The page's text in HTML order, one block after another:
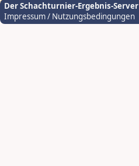
Der Schachturnier-Ergebnis-Server
Impressum / Nutzungsbedingungen